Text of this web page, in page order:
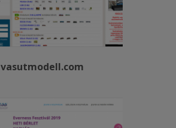
vasutmodell.com